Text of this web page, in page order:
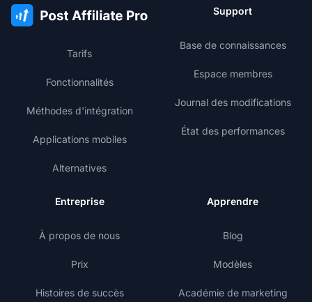
Tarifs
Fonctionnalités
Méthodes d'intégration
Applications mobiles
Alternatives
Support
Base de connaissances
Espace membres
Journal des modifications
État des performances
Entreprise
À propos de nous
Prix
Histoires de succès
Apprendre
Blog
Modèles
Académie de marketing